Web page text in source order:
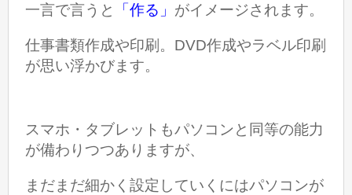
一言で言うと 「作る」 がイメージされます。
仕事書類作成や印刷。DVD作成やラベル印刷
が思い浮かびます。
スマホ・タブレットもパソコンと同等の能力
が備わりつつありますが、
まだまだ細かく設定していくにはパソコンが